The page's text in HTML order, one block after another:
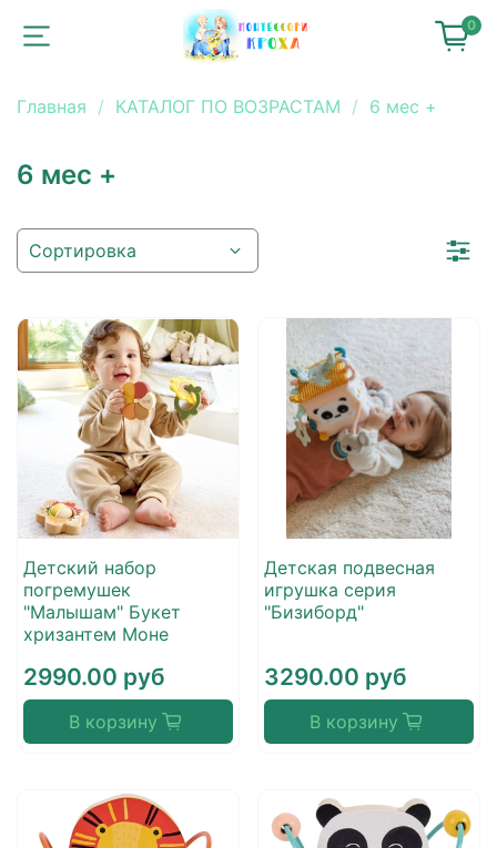
0
Главная КАТАЛОГ ПО ВОЗРАСТАМ 6 мес +
6 мес +
Детский набор
погремушек
"Малышам" Букет
хризантем Моне
2990.00 руб
В корзину
Детская подвесная
игрушка серия
"Бизиборд"
3290.00 руб
В корзину